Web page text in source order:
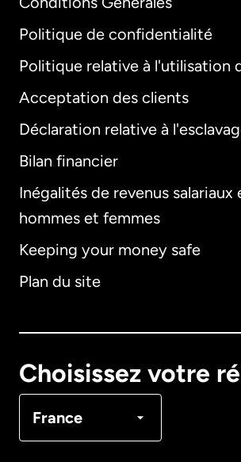
Politique de confidentialité
Politique relative à l'utilisation
Acceptation des clients
Déclaration relative à
Bilan financier
Inégalités de revenus salariaux
hommes et femmes
Keeping your money safe
Plan du site
Choisissez votre
France
International
Allemagne
Français